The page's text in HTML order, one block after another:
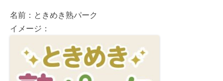
名前：ときめき熟パーク
イメージ：